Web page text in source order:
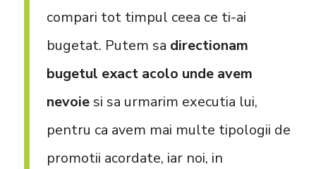
compari tot timpul ceea ce ti-ai
bugetat. Putem sa directionam
bugetul exact acolo unde avem
nevoiesi sa urmarim executia lui,
pentru ca avem mai multe tipologii de
promotii acordate, iar noi, in